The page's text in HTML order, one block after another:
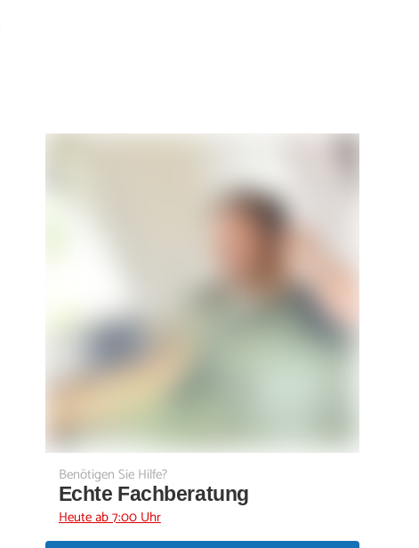
€
Benötigen Sie Hilfe?
Echte Fachberatung
Heute ab 7:00 Uhr